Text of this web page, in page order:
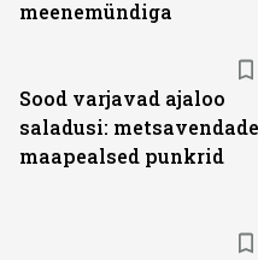
meenemündiga
Sood varjavad ajaloo
saladusi: metsavendade
maapealsed punkrid